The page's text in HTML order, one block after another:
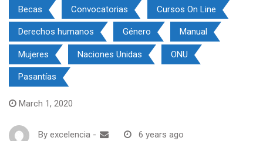
Becas Convocatorias Cursos On Line
Derechos humanos Género Manual
Mujeres Naciones Unidas ONU
Pasantías
March 1, 2020
By excelencia - 6 years ago